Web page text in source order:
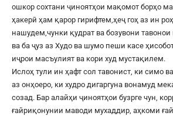
ошкор сохтани ҷиноятҳои мақомот борҳо
ҳакерӣ ҳам қарор гирифтем,ҳеҷ гоҳ аз ин
нашудем,чунки қудрат ва бозувони
ва ба ҷуз аз Худо ва шумо пеши касе
иҷрои масъулият ва кори худ мустақилем.
Ислоҳ тули ин ҳафт сол тавонист, ки симо
аз онҳоеро, ки худро дигаргуна вонамуд
созад. Бар алайҳи ҷиноятҳои бузрге чун,
ғайриқонунии маводи мухаддир, аҳкоми